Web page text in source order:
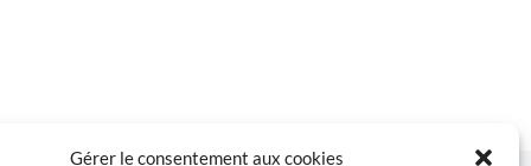
Gérer le consentement aux cookies